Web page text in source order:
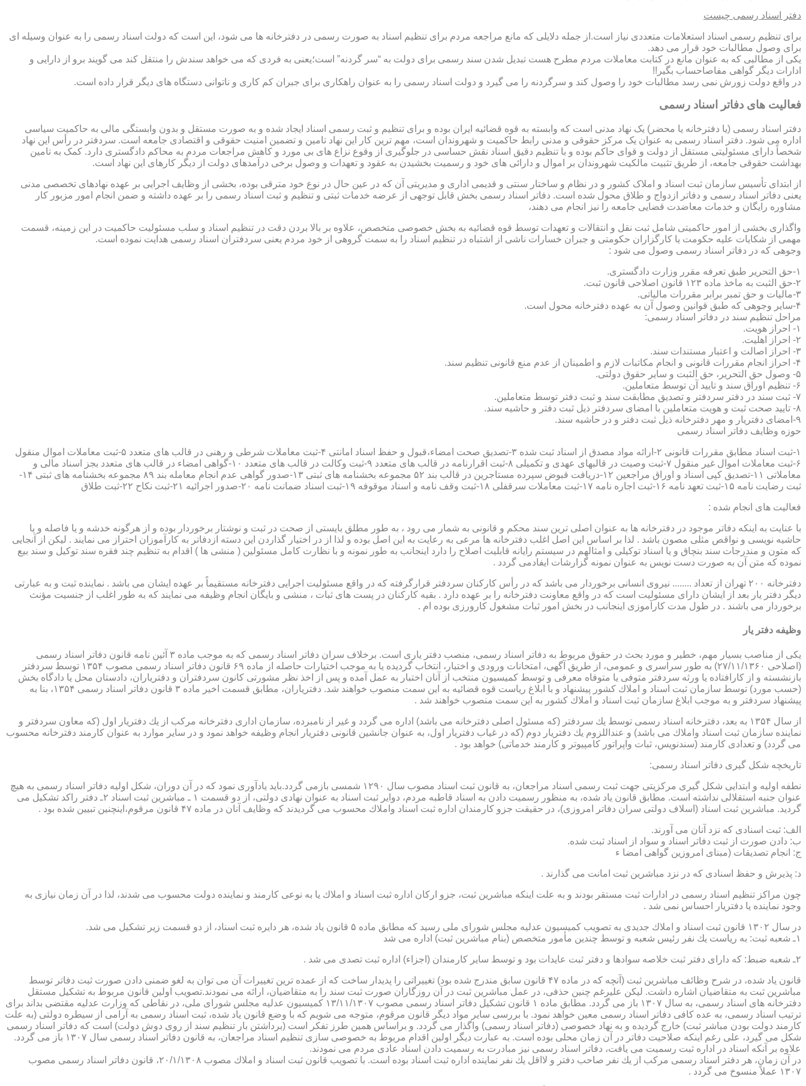
دفتر اسناد رسمی چیست
برای تنظیم رسمی اسناد استعلامات متعددی نیاز است.از جمله دلایلی که مانع مراجعه مردم برای تنظیم اسناد به صورت رسمی در دفترخانه ها می شود، این است که دولت اسناد رسمی را به عنوان وسیله ای
برای وصول مطالبات خود قرار می دهد.
یکی از مطالبی که به عنوان مانع در کتابت معاملات مردم مطرح هست تبدیل شدن سند رسمی برای دولت به “سر گردنه” است؛یعنی به فردی که می خواهد سندش را منتقل کند می گویند برو از دارایی و
ادارات دیگر گواهی مفاصاحساب بگیر!!
در واقع دولت زورش نمی رسد مطالبات خود را وصول کند و سرگردنه را می گیرد و دولت اسناد رسمی را به عنوان راهکاری برای جبران کم کاری و ناتوانی دستگاه های دیگر قرار داده است.
فعالیت های دفاتر اسناد رسمی
دفتر اسناد رسمی (یا دفترخانه یا محضر) یک نهاد مدنی است که وابسته به قوه قضائیه ایران بوده و برای تنظیم و ثبت رسمی اسناد ایجاد شده و به صورت مستقل و بدون وابستگی مالی به حاکمیت سیاسی
اداره می شود. دفتر اسناد رسمی به عنوان یک مرکز حقوقی و مدنی رابط حاکمیت و شهروندان است، مهم ترین کار این نهاد تامین و تضمین امنیت حقوقی و اقتصادی جامعه است. سردفتر در رأس این نهاد
شخصاً دارای مسئولیتی مستقل از دولت و قوای حاکم بوده و با تنظیم دقیق اسناد نقش حساسی در جلوگیری از وقوع نزاع های بی مورد و کاهش مراجعات مردم به محاکم دادگستری دارد. کمک به تامین
بهداشت حقوقی جامعه، از طریق تثبیت مالکیت شهروندان بر اموال و دارائی های خود و رسمیت بخشیدن به عقود و تعهدات و وصول برخی درآمدهای دولت از دیگر کارهای این نهاد است.
از ابتدای تأسیس سازمان ثبت اسناد و املاک کشور و در نظام و ساختار سنتی و قدیمی اداری و مدیریتی آن که در عین حال در نوع خود مترقی بوده، بخشی از وظایف اجرایی بر عهده نهادهای تخصصی مدنی
یعنی دفاتر اسناد رسمی و دفاتر ازدواج و طلاق محول شده است. دفاتر اسناد رسمی بخش قابل توجهی از عرضه خدمات ثبتی و تنظیم و ثبت اسناد رسمی را بر عهده داشته و ضمن انجام امور مزبور کار
مشاوره رایگان و خدمات معاضدت قضایی جامعه را نیز انجام می دهند،
واگذاری بخشی از امور حاکمیتی شامل ثبت نقل و انتقالات و تعهدات توسط قوه قضائیه به بخش خصوصی متخصص، علاوه بر بالا بردن دقت در تنظیم اسناد و سلب مسئولیت حاکمیت در این زمینه، قسمت
مهمی از شکایات علیه حکومت یا کارگزاران حکومتی و جبران خسارات ناشی از اشتباه در تنظیم اسناد را به سمت گروهی از خود مردم یعنی سردفتران اسناد رسمی هدایت نموده است.
وجوهی که در دفاتر اسناد رسمی وصول می شود :
۱-حق التحریر طبق تعرفه مقرر وزارت دادگستری.
۲-حق الثبت به ماخذ ماده ۱۲۳ قانون اصلاحی قانون ثبت.
۳-مالیات و حق تمبر برابر مقررات مالیاتی.
۴-سایر وجوهی که طبق قوانین وصول آن به عهده دفترخانه محول است.
مراحل تنظیم سند در دفاتر اسناد رسمی:
۱- احراز هویت.
۲- احراز اهلیت.
۳- احراز اصالت و اعتبار مستندات سند.
۴- احراز انجام مقررات قانونی و انجام مکاتبات لازم و اطمینان از عدم منع قانونی تنظیم سند.
۵- وصول حق التحریر، حق الثبت و سایر حقوق دولتی.
۶- تنظیم اوراق سند و تایید آن توسط متعاملین.
۷- ثبت سند در دفتر سردفتر و تصدیق مطابقت سند و ثبت دفتر توسط متعاملین.
۸- تایید صحت ثبت و هویت متعاملین با امضای سردفتر ذیل ثبت دفتر و حاشیه سند.
۹-امضای دفتریار و مهر دفترخانه ذیل ثبت دفتر و در حاشیه سند.
حوزه وظایف دفاتر اسناد رسمی
۱-ثبت اسناد مطابق مقررات قانونی ۲-ارائه مواد مصدق از اسناد ثبت شده ۳-تصدیق صحت امضاء،قبول و حفظ اسناد امانتی ۴-ثبت معاملات شرطی و رهنی در قالب های متعدد ۵-ثبت معاملات اموال منقول
۶-ثبت معاملات اموال غیر منقول ۷-ثبت وصیت در قالبهای عهدی و تکمیلی ۸-ثبت اقرارنامه در قالب های متعدد ۹-ثبت وکالت در قالب های متعدد ۱۰-گواهی امضاء در قالب های متعدد بجز اسناد مالی و
معاملاتی ۱۱-تصدیق کپی اسناد و اوراق مراجعین ۱۲-دریافت قبوض سپرده مستاجرین در قالب بند ۵۲ مجموعه بخشنامه های ثبتی ۱۳-صدور گواهی عدم انجام معامله بند ۸۹ مجموعه بخشنامه های ثبتی ۱۴-
ثبت رضایت نامه ۱۵-ثبت تعهد نامه ۱۶-ثبت اجاره نامه ۱۷-ثبت معاملات سرقفلی ۱۸-ثبت وقف نامه و اسناد موقوفه ۱۹-ثبت اسناد ضمانت نامه ۲۰-صدور اجرائیه ۲۱-ثبت نکاح ۲۲-ثبت طلاق
فعالیت های انجام شده :
با عنایت به اینکه دفاتر موجود در دفترخانه ها به عنوان اصلی ترین سند محکم و قانونی به شمار می رود ، به طور مطلق بایستی از صحت در ثبت و نوشتار برخوردار بوده و از هرگونه خدشه و یا فاصله و یا
حاشیه نویسی و نواقص مثلی مصون باشد . لذا بر اساس این اصل اغلب دفترخانه ها مرعی به رعایت به این اصل بوده و لذا از در اختیار گذاردن این دسته ازدفاتر به کارآموزان احتراز می نمایند . لیکن از آنجایی
که متون و مندرجات سند بنچاق و یا اسناد توکیلی و امثالهم در سیستم رایانه قابلیت اصلاح را دارد اینجانب به طور نمونه و با نظارت کامل مسئولین ( منشی ها ) اقدام به تنظیم چند فقره سند توکیل و سند بیع
نموده که متن آن به صورت دست نویس به عنوان نمونه گزارشات ایفادمی گردد .
دفترخانه ۲۰۰ تهران از تعداد ........ نیروی انسانی برخوردار می باشد که در رأس کارکنان سردفتر قرارگرفته که در واقع مسئولیت اجرایی دفترخانه مستقیماً بر عهده ایشان می باشد . نماینده ثبت و به عبارتی
دیگر دفتر یار بعد از ایشان دارای مسئولیت است که در واقع معاونت دفترخانه را بر عهده دارد . بقیه کارکنان در پست های ثبات ، منشی و بایگان انجام وظیفه می نمایند که به طور اغلب از جنسیت مؤنث
برخوردار می باشند . در طول مدت کارآموزی اینجانب در بخش امور ثبات مشغول کارورزی بوده ام .
وظیفه دفتر یار
یكی از مناصب بسیار مهم، خطیر و مورد بحث در حقوق مربوط به دفاتر اسناد رسمی، منصب دفتر یاری است. برخلاف سران دفاتر اسناد رسمی كه به موجب ماده ۳ آئین نامه قانون دفاتر اسناد رسمی
(اصلاحی ۲۷/۱۱/۱۳۶۰) به طور سراسری و عمومی، از طریق آگهی، امتحانات ورودی و اختبار، انتخاب گردیده یا به موجب اختیارات حاصله از ماده ۶۹ قانون دفاتر اسناد رسمی مصوب ۱۳۵۴ توسط سردفتر
بازنشسته و از كارافتاده یا ورثه سردفتر متوفی یا متوفاه معرفی و توسط كمیسیون منتخب از آنان اختبار به عمل آمده و پس از اخذ نظر مشورتی كانون سردفتران و دفتریاران، دادستان محل یا دادگاه بخش
(حسب مورد) توسط سازمان ثبت اسناد و املاك كشور پیشنهاد و با ابلاغ ریاست قوه قضائیه به این سمت منصوب خواهند شد. دفتریاران، مطابق قسمت اخیر ماده ۳ قانون دفاتر اسناد رسمی ۱۳۵۴، بنا به
پیشنهاد سردفتر و به موجب ابلاغ سازمان ثبت اسناد و املاك كشور به این سمت منصوب خواهند شد .
از سال ۱۳۵۴ به بعد، دفترخانه اسناد رسمی توسط یك سردفتر (كه مسئول اصلی دفترخانه می باشد) اداره می گردد و غیر از نامبرده، سازمان اداری دفترخانه مركب از یك دفتریار اول (كه معاون سردفتر و
نماینده سازمان ثبت اسناد واملاك می باشد) و عنداللزوم یك دفتریار دوم (كه در غیاب دفتریار اول، به عنوان جانشین قانونی دفتریار انجام وظیفه خواهد نمود و در سایر موارد به عنوان كارمند دفترخانه محسوب
می گردد) و تعدادی كارمند (سندنویس، ثبات واپراتور كامپیوتر و كارمند خدماتی) خواهد بود .
تاریخچه شكل گیری دفاتر اسناد رسمی:
نطفه اولیه و ابتدایی شكل گیری مركزیتی جهت ثبت رسمی اسناد مراجعان، به قانون ثبت اسناد مصوب سال ۱۲۹۰ شمسی بازمی گردد.باید یادآوری نمود كه در آن دوران، شكل اولیه دفاتر اسناد رسمی به هیچ
عنوان جنبه استقلالی نداشته است. مطابق قانون یاد شده، به منظور رسمیت دادن به اسناد قاطبه مردم، دوایر ثبت اسناد به عنوان نهادی دولتی، از دو قسمت ۱ ـ مباشرین ثبت اسناد ۲ـ دفتر راكد تشكیل می
گردید. مباشرین ثبت اسناد (اسلاف دولتی سران دفاتر امروزی)، در حقیقت جزو كارمندان اداره ثبت اسناد واملاك محسوب می گردیدند كه وظایف آنان در ماده ۴۷ قانون مرقوم،اینچنین تبیین شده بود .
الف: ثبت اسنادی كه نزد آنان می آورند.
ب: دادن صورت از ثبت دفاتر اسناد و سواد از اسناد ثبت شده.
ج: انجام تصدیقات (مبنای امروزین گواهی امضا ء
د: پذیرش و حفظ اسنادی كه در نزد مباشرین ثبت امانت می گذارند .
چون مراكز تنظیم اسناد رسمی در ادارات ثبت مستقر بودند و به علت اینكه مباشرین ثبت، جزو اركان اداره ثبت اسناد و املاك یا به نوعی كارمند و نماینده دولت محسوب می شدند، لذا در آن زمان نیازی به
وجود نماینده یا دفتریار احساس نمی شد .
در سال ۱۳۰۲ قانون ثبت اسناد و املاك جدیدی به تصویب كمیسیون عدلیه مجلس شورای ملی رسید كه مطابق ماده ۵ قانون یاد شده، هر دایره ثبت اسناد، از دو قسمت زیر تشكیل می شد.
۱ـ شعبه ثبت: به ریاست یك نفر رئیس شعبه و توسط چندین مأمور متخصص (بنام مباشرین ثبت) اداره می شد
۲ـ شعبه ضبط: كه دارای دفتر ثبت خلاصه سوادها و دفتر ثبت عایدات بود و توسط سایر كارمندان (اجزاء) اداره ثبت تصدی می شد .
قانون یاد شده، در شرح وظائف مباشرین ثبت (آنچه كه در ماده ۴۷ قانون سابق مندرج شده بود) تغییراتی را پدیدار ساخت كه از عمده ترین تغییرات آن می توان به لغو ضمنی دادن صورت ثبت دفاتر توسط
مباشرین ثبت به متقاضیان اشاره داشت. لیكن علیرغم چنین حذفی، در عمل مباشرین ثبت در آن روزگاران صورت ثبت سند را به متقاضیان، ارائه می نمودند.تصویب اولین قانون مربوط به تشكیل مستقل
دفترخانه های اسناد رسمی، به سال ۱۳۰۷ باز می گردد. مطابق ماده ۱ قانون تشكیل دفاتر اسناد رسمی مصوب ۱۳/۱۱/۱۳۰۷ كمیسیون عدلیه مجلس شورای ملی، در نقاطی كه وزارت عدلیه مقتضی بداند برای
ترتیب اسناد رسمی، به عده كافی دفاتر اسناد رسمی معین خواهد نمود. با بررسی سایر مواد دیگر قانون مرقوم، متوجه می شویم كه با وضع قانون یاد شده، ثبت اسناد رسمی به آرامی از سیطره دولتی (به علت
كارمند دولت بودن مباشر ثبت) خارج گردیده و به نهاد خصوصی (دفاتر اسناد رسمی) واگذار می گردد. و براساس همین طرز تفكر است (برداشتن بار تنظیم سند از روی دوش دولت) است كه دفاتر اسناد رسمی
شكل می گیرد، علی رغم اینكه صلاحیت دفاتر در آن زمان محلی بوده است. به عبارت دیگر اولین اقدام مربوط به خصوصی سازی تنظیم اسناد مراجعان، به قانون دفاتر اسناد رسمی سال ۱۳۰۷ باز می گردد.
علاوه بر آنكه اسناد در اداره ثبت رسمیت می یافت، دفاتر اسناد رسمی نیز مبادرت به رسمیت دادن اسناد عادی مردم می نمودند.
در آن زمان، هر دفتر اسناد رسمی مركب از یك نفر صاحب دفتر و لااقل یك نفر نماینده اداره ثبت اسناد بوده است. با تصویب قانون ثبت اسناد و املاك مصوب ۲۰/۱/۱۳۰۸، قانون دفاتر اسناد رسمی مصوب
۱۳۰۷ عملاً منسوخ می گردد .